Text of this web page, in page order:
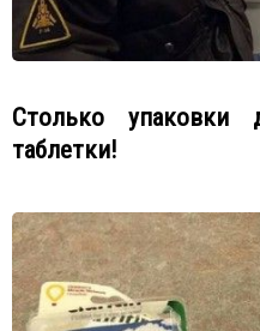
Столько упаковки
таблетки!